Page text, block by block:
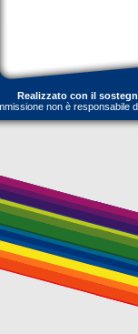
Realizzato con il
non è responsabile